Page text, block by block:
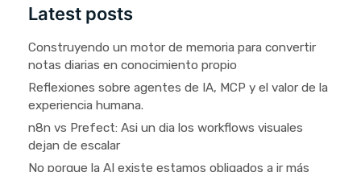
Latest posts
Construyendo un motor de memoria para convertir
notas diarias en conocimiento propio
Reflexiones sobre agentes de IA, MCP y el valor de la
experiencia humana.
n8n vs Prefect: Asi un dia los workflows visuales
dejan de escalar
No porque la AI existe estamos obligados a ir más